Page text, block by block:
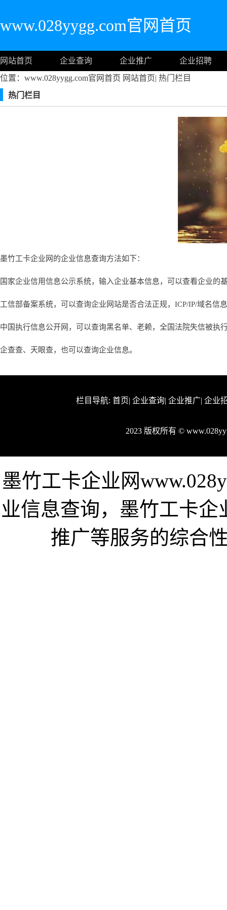
www.028yygg.com官网首页
网站首页 企业查询 企业推广
企业招聘
位置：www.028yygg.com官网首页 网站首页| 热门栏目
热门栏目
墨竹工卡企业网的企业信息查询方法如下：
国家企业信用信息公示系统，输入企业基本信息，可以查看企业的
工信部备案系统，可以查询企业网站是否合法正规，ICP/IP/域名信
中国执行信息公开网，可以查询黑名单、老赖，全国法院失信被执
企查查、天眼查，也可以查询企业信息。
栏目导航: 首页| 企业查询| 企业推广| 企业
2023 版权所有 ©
墨竹工卡企业网
业信息查询，墨竹工卡
推广等服务的综合